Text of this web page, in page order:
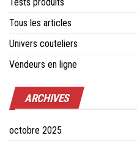
Tous les articles
Univers couteliers
Vendeurs en ligne
ARCHIVES
octobre 2025